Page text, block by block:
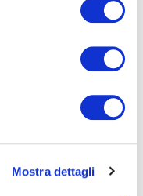
Mostra dettagli